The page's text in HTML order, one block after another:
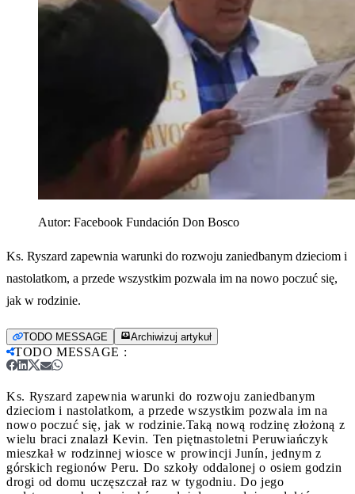
Autor: Facebook Fundación Don Bosco
Ks. Ryszard zapewnia warunki do rozwoju zaniedbanym dzieciom i
nastolatkom, a przede wszystkim pozwala im na nowo poczuć się,
jak w rodzinie.
TODO MESSAGE Archiwizuj artykuł
TODO MESSAGE :
Ks. Ryszard zapewnia warunki do rozwoju zaniedbanym
dzieciom i nastolatkom, a przede wszystkim pozwala im na
nowo poczuć się, jak w rodzinie.Taką nową rodzinę złożoną z
wielu braci znalazł Kevin. Ten piętnastoletni Peruwiańczyk
mieszkał w rodzinnej wiosce w prowincji Junín, jednym z
górskich regionów Peru. Do szkoły oddalonej o osiem godzin
drogi od domu uczęszczał raz w tygodniu. Do jego